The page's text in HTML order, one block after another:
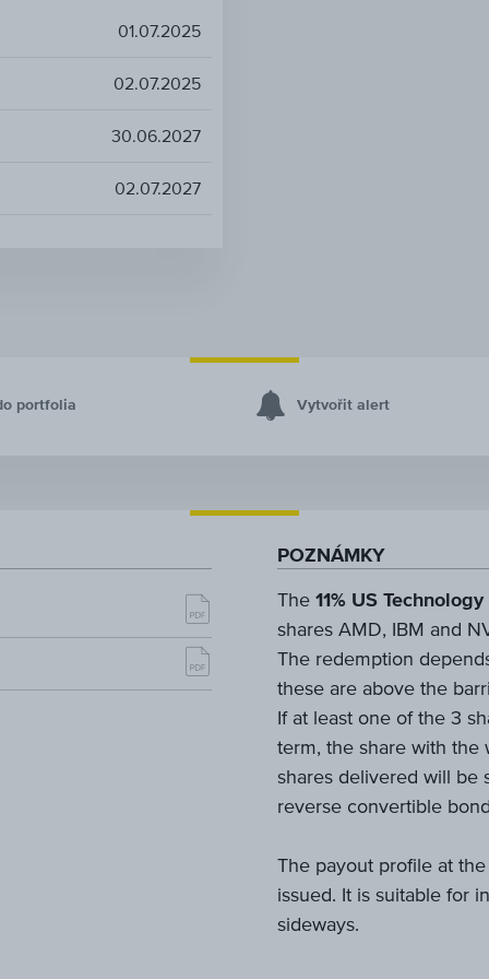
01.07.2025
02.07.2025
30.06.2027
02.07.2027
portfolia Vytvořit alert
POZNÁMKY
The 11% US
shares AMD, IBM and
The redemption
these are above the
If at least one of the 3
term, the share with the
shares delivered will be
reverse convertible
The payout profile at
issued. It is suitable for
sideways.